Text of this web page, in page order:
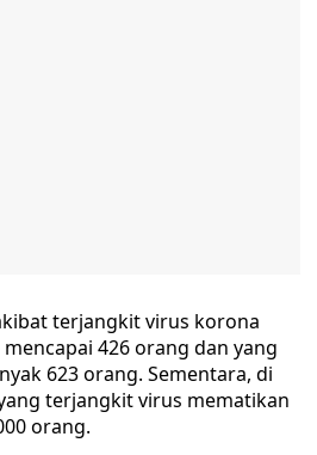
terjangkit virus korona
426 orang dan yang
623 orang. Sementara, di
terjangkit virus mematikan
orang.